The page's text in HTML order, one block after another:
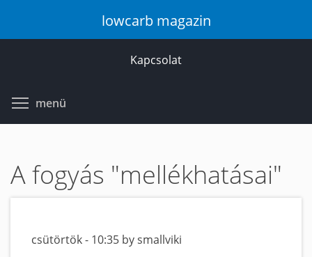
lowcarb magazin
Kapcsolat
menü
A fogyás "mellékhatásai"
csütörtök - 10:35 by smallviki